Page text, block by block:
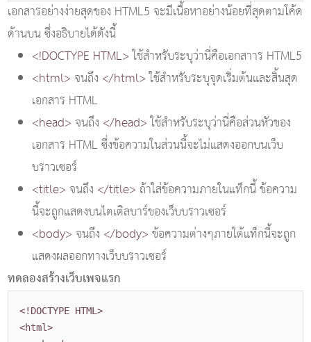
เอกสารอย่างง่ายสุดของ HTML5 จะมีเนื้อหาอย่างน้อยที่สุดตามโค้ด
ด้านบน ซึ่งอธิบายได้ดังนี้
<!DOCTYPE HTML>ใช้สำหรับระบุว่านี่คือเอกสาาร HTML5
<html>จนถึง </html>ใช้สำหรับระบุจุดเริ่มต้นและสิ้นสุด
เอกสาร HTML
<head>จนถึง </head>ใช้สำหรับระบุว่านี่คือส่วนหัวของ
เอกสาร HTML ซึ่งข้อความในส่วนนี้จะไม่แสดงออกบนเว็บ
บราวเซอร์
<title>จนถึง </title> ถ้าใส่ข้อความภายในแท็กนี้ ข้อความ
นี้จะถูกแสดงบนไตเติลบาร์ของเว็บบราวเซอร์
<body>จนถึง </body>ข้อความต่างๆภายใต้แท็กนี้จะถูก
แสดงผลออกทางเว็บบราวเซอร์
ทดลองสร้างเว็บเพจแรก
<!DOCTYPE HTML>
<html>